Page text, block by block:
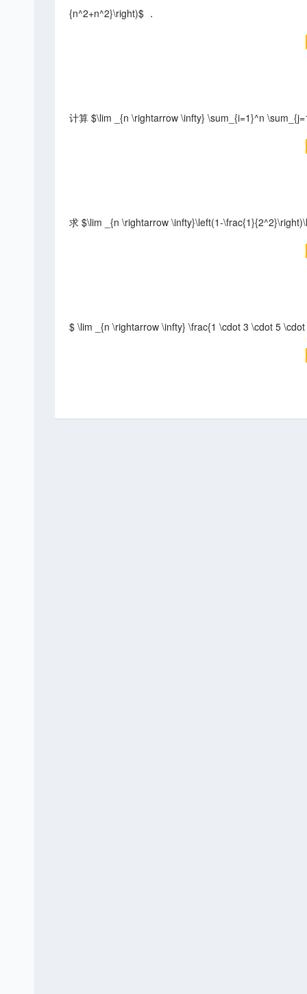
{n^2+n^2}\right)$ ．
计算 $\lim _{n \rightarrow \infty} \sum_{i=1}^n
求 $\lim _{n \rightarrow \infty}\left(1-
$ \lim _{n \rightarrow \infty} \frac{1 \cdot 3 \cdot 5